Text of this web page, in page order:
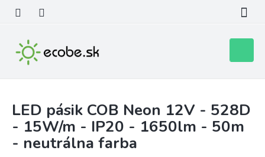
obsah
košík
LED pásik COB Neon 12V - 528D
- 15W/m - IP20 - 1650lm - 50m
- neutrálna farba